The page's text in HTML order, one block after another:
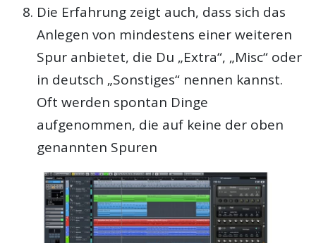
Die Erfahrung zeigt auch, dass sich das
Anlegen von mindestens einer weiteren
Spur anbietet, die Du „Extra“, „Misc“ oder
in deutsch „Sonstiges“ nennen kannst.
Oft werden spontan Dinge
aufgenommen, die auf keine der oben
genannten Spuren